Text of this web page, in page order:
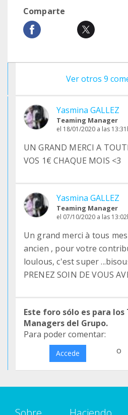
Comparte
Ver otros 9
Yasmina GALLEZ
Teaming Manager
el 18/01/2020 a las
UN GRAND MERCI A
VOS 1€ CHAQUE MOIS <3
Yasmina GALLEZ
Teaming Manager
el 07/10/2020 a las
Un grand merci à tous
ancien , pour votre
loulous, c'est super
PRENEZ SOIN DE VOUS
Este foro sólo es para
Managers del Grupo.
Para poder comentar:
Accede o